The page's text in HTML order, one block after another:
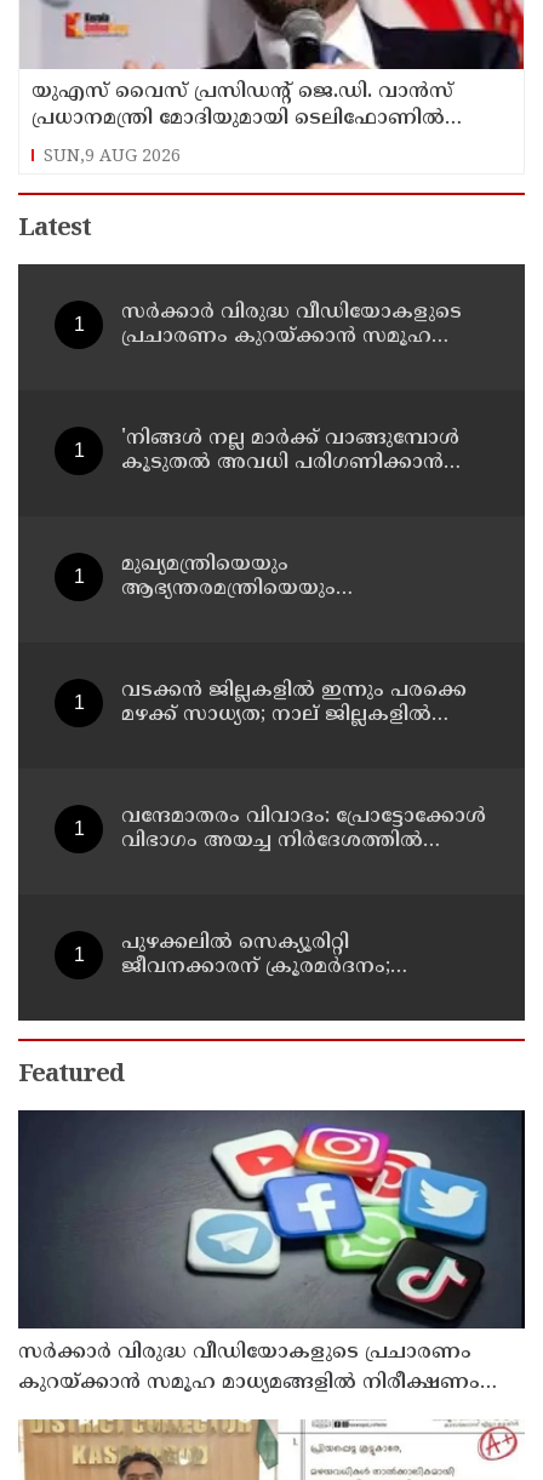
യുഎസ് വൈസ് പ്രസിഡന്റ് ജെ.ഡി. വാന്‍സ്
പ്രധാനമന്ത്രി മോദിയുമായി ടെലിഫോണില്‍
സംഭാഷണം നടത്തി
SUN,9 AUG 2026
Latest
സര്‍ക്കാര്‍ വിരുദ്ധ വീഡിയോകളുടെ
പ്രചാരണം കുറയ്ക്കാന്‍ സമൂഹ
'നിങ്ങള്‍ നല്ല മാര്‍ക്ക് വാങ്ങുമ്പോള്‍
കൂടുതല്‍ അവധി പരിഗണിക്കാന്‍
മുഖ്യമന്ത്രിയെയും
ആഭ്യന്തരമന്ത്രിയെയും
വടക്കന്‍ ജില്ലകളില്‍ ഇന്നും പരക്കെ
മഴക്ക് സാധ്യത; നാല് ജില്ലകളില്‍
വന്ദേമാതരം വിവാദം: പ്രോട്ടോക്കോള്‍
വിഭാഗം അയച്ച നിര്‍ദേശത്തില്‍
പുഴക്കലില്‍ സെക്യൂരിറ്റി
ജീവനക്കാരന് ക്രൂരമര്‍ദനം;
തുടരുന്നു
Featured
സര്‍ക്കാര്‍ വിരുദ്ധ വീഡിയോകളുടെ പ്രചാരണം
കുറയ്ക്കാന്‍ സമൂഹ മാധ്യമങ്ങളില്‍ നിരീക്ഷണം